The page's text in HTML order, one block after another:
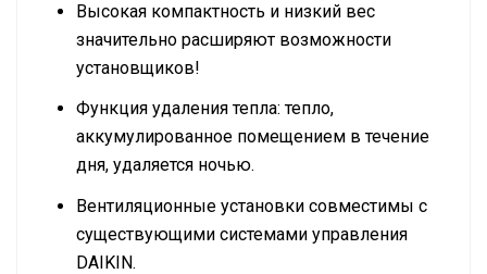
Высокая компактность и низкий вес
значительно расширяют возможности
установщиков!
Функция удаления тепла: тепло,
аккумулированное помещением в течение
дня, удаляется ночью.
Вентиляционные установки совместимы с
существующими системами управления
DAIKIN.